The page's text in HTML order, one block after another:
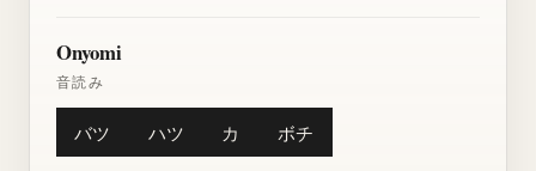
Onyomi
音読み
バツ ハツ カ ボチ